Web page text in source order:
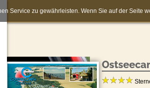
Service zu gewährleisten. Wenn Sie auf der